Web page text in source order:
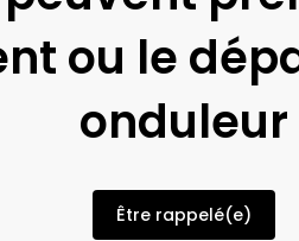
ou le
onduleur
Être rappelé(e)